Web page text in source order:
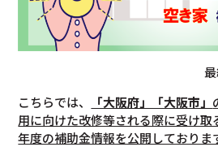
こちらでは、
「大阪府」「大阪市」
用に向けた改修等される際に受け
年度の補助金情報を公開しておりま